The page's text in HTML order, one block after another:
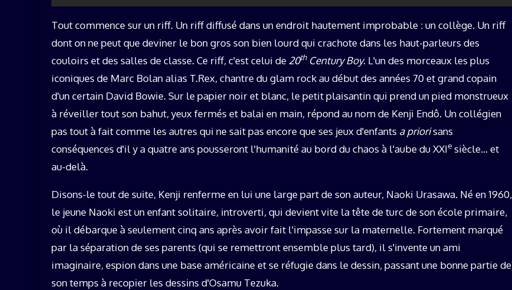
Tout commence sur un riff. Un riff diffusé dans un endroit hautement improbable : un collège. Un riff
dont on ne peut que deviner le bon gros son bien lourd qui crachote dans les haut-parleurs des
couloirs et des salles de classe. Ce riff, c'est celui de 20thCentury Boy. L'un des morceaux les plus
iconiques de Marc Bolan alias T.Rex, chantre du glam rock au début des années 70 et grand copain
d'un certain David Bowie. Sur le papier noir et blanc, le petit plaisantin qui prend un pied monstrueux
à réveiller tout son bahut, yeux fermés et balai en main, répond au nom de Kenji Endô. Un collégien
pas tout à fait comme les autres qui ne sait pas encore que ses jeux d'enfants a priorisans
conséquences d'il y a quatre ans pousseront l'humanité au bord du chaos à l'aube du XXIe siècle… et
au-delà.
Disons-le tout de suite, Kenji renferme en lui une large part de son auteur, Naoki Urasawa. Né en 1960,
le jeune Naoki est un enfant solitaire, introverti, qui devient vite la tête de turc de son école primaire,
où il débarque à seulement cinq ans après avoir fait l'impasse sur la maternelle. Fortement marqué
par la séparation de ses parents (qui se remettront ensemble plus tard), il s'invente un ami
imaginaire, espion dans une base américaine et se réfugie dans le dessin, passant une bonne partie de
son temps à recopier les dessins d'Osamu Tezuka.